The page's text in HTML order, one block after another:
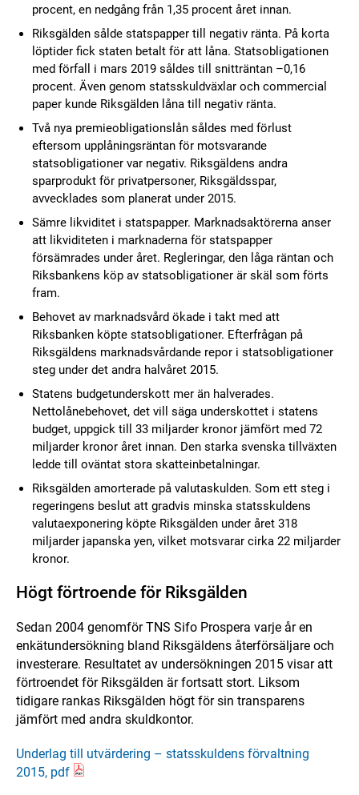
procent, en nedgång från 1,35 procent året innan.
Riksgälden sålde statspapper till negativ ränta. På korta
löptider fick staten betalt för att låna. Statsobligationen
med förfall i mars 2019 såldes till snitträntan –0,16
procent. Även genom statsskuldväxlar och commercial
paper kunde Riksgälden låna till negativ ränta.
Två nya premieobligationslån såldes med förlust
eftersom upplåningsräntan för motsvarande
statsobligationer var negativ. Riksgäldens andra
sparprodukt för privatpersoner, Riksgäldsspar,
avvecklades som planerat under 2015.
Sämre likviditet i statspapper. Marknadsaktörerna anser
att likviditeten i marknaderna för statspapper
försämrades under året. Regleringar, den låga räntan och
Riksbankens köp av statsobligationer är skäl som förts
fram.
Behovet av marknadsvård ökade i takt med att
Riksbanken köpte statsobligationer. Efterfrågan på
Riksgäldens marknadsvårdande repor i statsobligationer
steg under det andra halvåret 2015.
Statens budgetunderskott mer än halverades.
Nettolånebehovet, det vill säga underskottet i statens
budget, uppgick till 33 miljarder kronor jämfört med 72
miljarder kronor året innan. Den starka svenska tillväxten
ledde till oväntat stora skatteinbetalningar.
Riksgälden amorterade på valutaskulden. Som ett steg i
regeringens beslut att gradvis minska statsskuldens
valutaexponering köpte Riksgälden under året 318
miljarder japanska yen, vilket motsvarar cirka 22 miljarder
kronor.
Högt förtroende för Riksgälden
Sedan 2004 genomför TNS Sifo Prospera varje år en
enkätundersökning bland Riksgäldens återförsäljare och
investerare. Resultatet av undersökningen 2015 visar att
förtroendet för Riksgälden är fortsatt stort. Liksom
tidigare rankas Riksgälden högt för sin transparens
jämfört med andra skuldkontor.
Underlag till utvärdering – statsskuldens förvaltning
2015, pdf